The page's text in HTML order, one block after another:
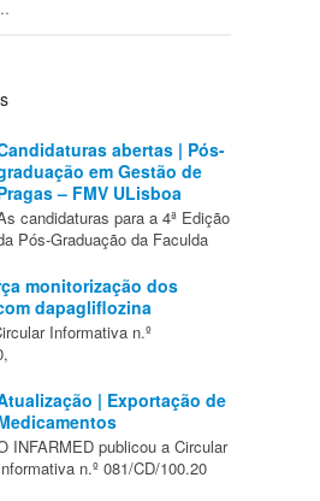
abertas | Pós-
em Gestão de
– FMV ULisboa
candidaturas para a 4ª Edição
Pós-Graduação da Faculda
monitorização dos
dapagliflozina
Informativa n.º
| Exportação de
INFARMED publicou a Circular
n.º 081/CD/100.20